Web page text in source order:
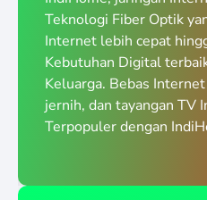
Teknologi Fiber Optik
Internet lebih cepat
Kebutuhan Digital
Keluarga. Bebas
jernih, dan tayangan TV
Terpopuler dengan